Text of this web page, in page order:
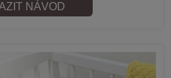
NÁVOD